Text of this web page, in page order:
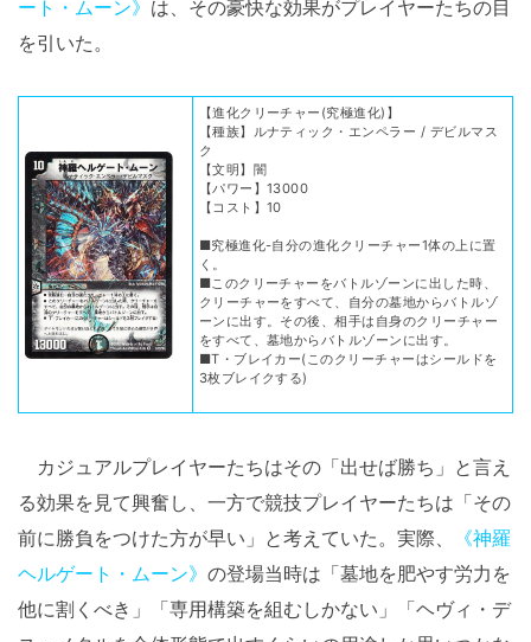
ート・ムーン》 は、その豪快な効果がプレイヤーたちの目
を引いた。
【進化クリーチャー(究極進化)】
【種族】ルナティック・エンペラー / デビルマス
ク
【文明】闇
【パワー】13000
【コスト】10
■究極進化-自分の進化クリーチャー1体の上に置
く。
■このクリーチャーをバトルゾーンに出した時、
クリーチャーをすべて、自分の墓地からバトルゾ
ーンに出す。その後、相手は自身のクリーチャー
をすべて、墓地からバトルゾーンに出す。
■T・ブレイカー(このクリーチャーはシールドを
3枚ブレイクする)
カジュアルプレイヤーたちはその「出せば勝ち」と言え
る効果を見て興奮し、一方で競技プレイヤーたちは「その
前に勝負をつけた方が早い」と考えていた。実際、
《神羅
ヘルゲート・ムーン》 の登場当時は「墓地を肥やす労力を
他に割くべき」「専用構築を組むしかない」「ヘヴィ・デ